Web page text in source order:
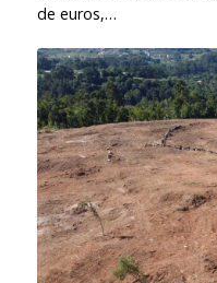
de euros,…